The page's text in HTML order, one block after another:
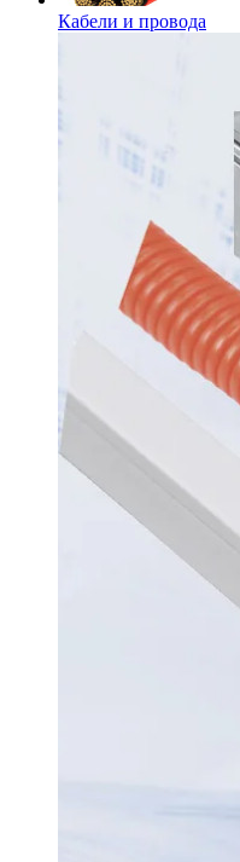
Кабели и провода